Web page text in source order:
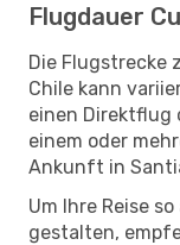
Flugdauer
Die Flugstrecke
Chile kann
einen Direktflug
einem oder
Ankunft in
Um Ihre Reise
gestalten,